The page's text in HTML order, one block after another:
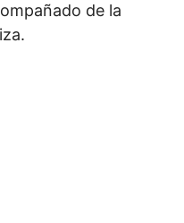
de la